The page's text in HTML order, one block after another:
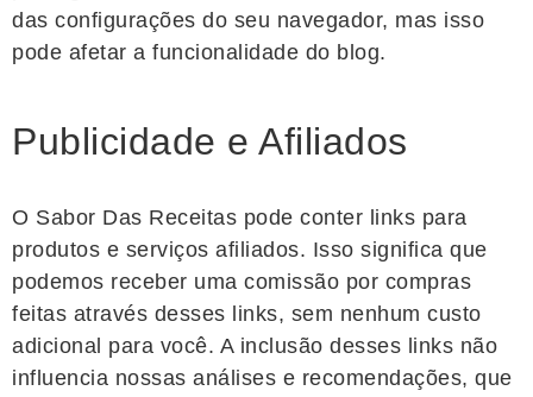
das configurações do seu navegador, mas isso
pode afetar a funcionalidade do blog.
Publicidade e Afiliados
O Sabor Das Receitas pode conter links para
produtos e serviços afiliados. Isso significa que
podemos receber uma comissão por compras
feitas através desses links, sem nenhum custo
adicional para você. A inclusão desses links não
influencia nossas análises e recomendações, que